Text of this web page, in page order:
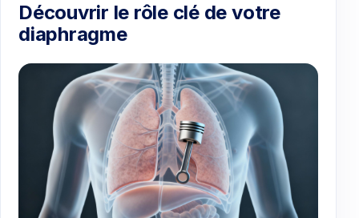
Découvrir le rôle clé de votre
diaphragme